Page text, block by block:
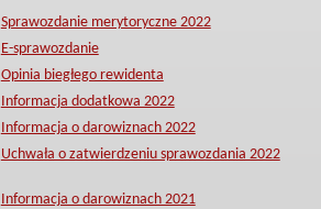
Sprawozdanie merytoryczne 2022
E-sprawozdanie
Opinia biegłego rewidenta
Informacja dodatkowa 2022
Informacja o darowiznach 2022
Uchwała o zatwierdzeniu sprawozdania 2022
Informacja o darowiznach 2021